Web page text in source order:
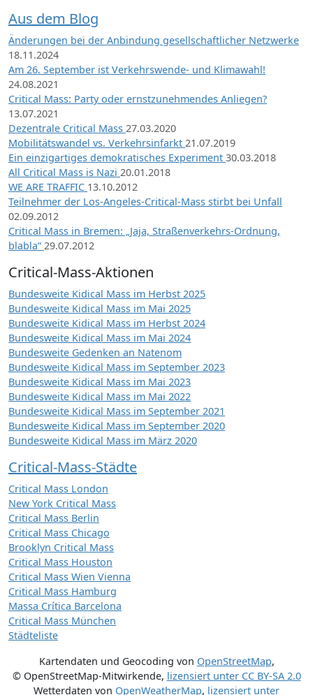
Aus dem Blog
Änderungen bei der Anbindung gesellschaftlicher Netzwerke
18.11.2024
Am 26. September ist Verkehrswende- und Klimawahl!
24.08.2021
Critical Mass: Party oder ernstzunehmendes Anliegen?
13.07.2021
Dezentrale Critical Mass 27.03.2020
Mobilitätswandel vs. Verkehrsinfarkt 21.07.2019
Ein einzigartiges demokratisches Experiment 30.03.2018
All Critical Mass is Nazi 20.01.2018
WE ARE TRAFFIC 13.10.2012
Teilnehmer der Los-Angeles-Critical-Mass stirbt bei Unfall
02.09.2012
Critical Mass in Bremen: „Jaja, Straßenverkehrs-Ordnung,
blabla“ 29.07.2012
Critical-Mass-Aktionen
Bundesweite Kidical Mass im Herbst 2025
Bundesweite Kidical Mass im Mai 2025
Bundesweite Kidical Mass im Herbst 2024
Bundesweite Kidical Mass im Mai 2024
Bundesweite Gedenken an Natenom
Bundesweite Kidical Mass im September 2023
Bundesweite Kidical Mass im Mai 2023
Bundesweite Kidical Mass im Mai 2022
Bundesweite Kidical Mass im September 2021
Bundesweite Kidical Mass im September 2020
Bundesweite Kidical Mass im März 2020
Critical-Mass-Städte
Critical Mass London
New York Critical Mass
Critical Mass Berlin
Critical Mass Chicago
Brooklyn Critical Mass
Critical Mass Houston
Critical Mass Wien Vienna
Critical Mass Hamburg
Massa Crítica Barcelona
Critical Mass München
Städteliste
Kartendaten und Geocoding von OpenStreetMap,
© OpenStreetMap-Mitwirkende, lizensiert unter CC BY-SA 2.0
Wetterdaten von OpenWeatherMap, lizensiert unter